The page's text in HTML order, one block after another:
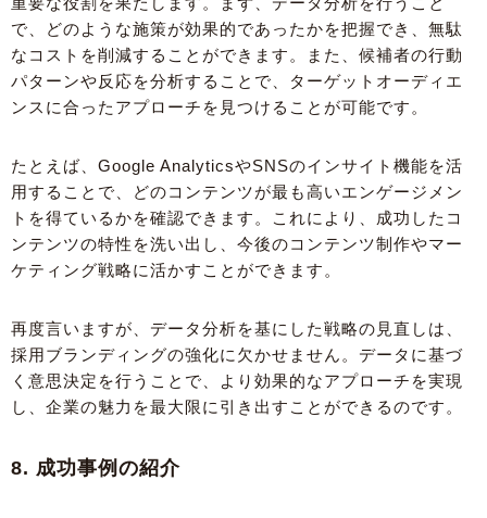
で、どのような施策が効果的であったかを把握でき、無駄
なコストを削減することができます。また、候補者の行動
パターンや反応を分析することで、ターゲットオーディエ
ンスに合ったアプローチを見つけることが可能です。
たとえば、Google AnalyticsやSNSのインサイト機能を活
用することで、どのコンテンツが最も高いエンゲージメン
トを得ているかを確認できます。これにより、成功したコ
ンテンツの特性を洗い出し、今後のコンテンツ制作やマー
ケティング戦略に活かすことができます。
再度言いますが、データ分析を基にした戦略の見直しは、
採用ブランディングの強化に欠かせません。データに基づ
く意思決定を行うことで、より効果的なアプローチを実現
し、企業の魅力を最大限に引き出すことができるのです。
8. 成功事例の紹介